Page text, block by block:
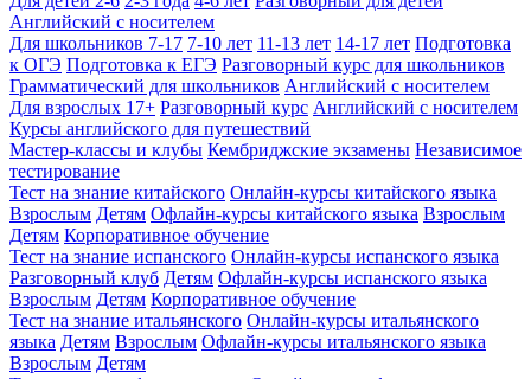
Английский с носителем
Для школьников 7-17 7-10 лет 11-13 лет 14-17 лет Подготовка
к ОГЭ Подготовка к ЕГЭ Разговорный курс для школьников
Грамматический для школьников Английский с носителем
Для взрослых 17+ Разговорный курс Английский с носителем
Курсы английского для путешествий
Мастер-классы и клубы Кембриджские экзамены Независимое
тестирование
Тест на знание китайского Онлайн-курсы китайского языка
Взрослым Детям Офлайн-курсы китайского языка Взрослым
Детям Корпоративное обучение
Тест на знание испанского Онлайн-курсы испанского языка
Разговорный клуб Детям Офлайн-курсы испанского языка
Взрослым Детям Корпоративное обучение
Тест на знание итальянского Онлайн-курсы итальянского
языка Детям Взрослым Офлайн-курсы итальянского языка
Взрослым Детям